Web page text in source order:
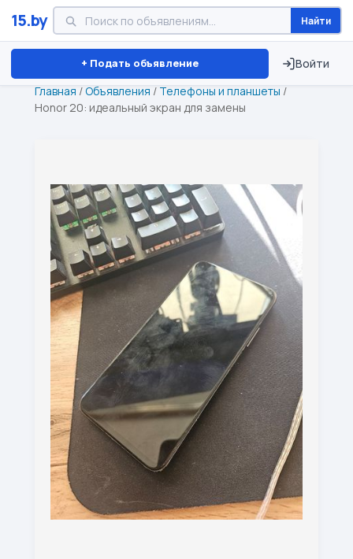
15.by Найти
+ Подать объявление Войти
Минск Витебск Брест ⏱ ТОЛЬКО 15 ДНЕЙ
Главная /Объявления / Телефоны и планшеты /
Honor 20: идеальный экран для замены